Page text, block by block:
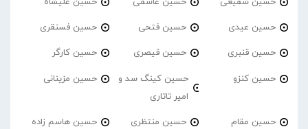
حسین عیدی حسین فتحی حسین فسنقری
حسین قنبری حسین قیصری حسین کارگر
حسین کنزو
حسین کینگ سد و
امیر تاتاری
حسین مزینانی
حسین مقام حسین منتظری حسین هاسم زاده